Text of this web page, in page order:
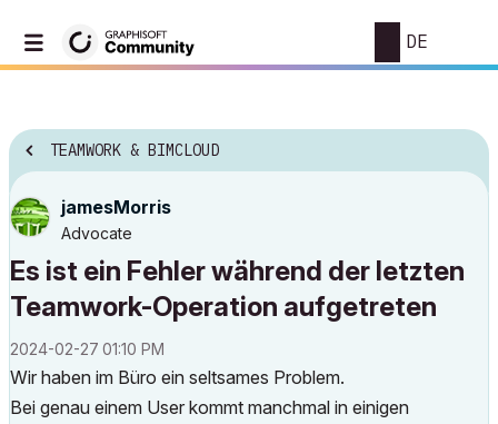
DE
TEAMWORK & BIMCLOUD
jamesMorris
Advocate
Es ist ein Fehler während der letzten
Teamwork-Operation aufgetreten
‎2024-02-27 01:10 PM
Wir haben im Büro ein seltsames Problem.
Bei genau einem User kommt manchmal in einigen